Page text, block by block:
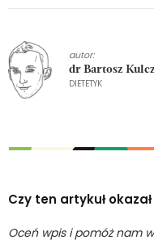
autor:
dr Bartosz
DIETETYK
Czy ten artykuł
Oceń wpis i pomóż nam